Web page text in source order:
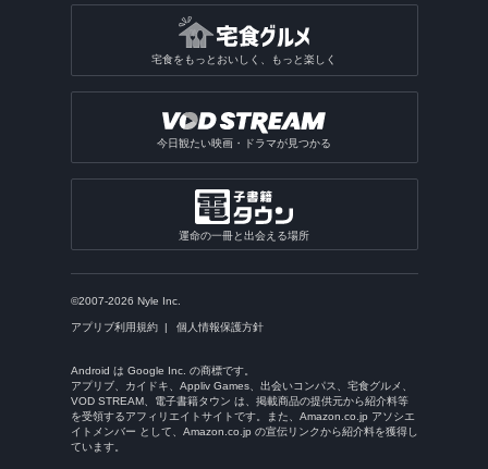
宅食をもっとおいしく、もっと楽しく
今日観たい映画・ドラマが見つかる
運命の一冊と出会える場所
©2007-2026 Nyle Inc.
アプリブ利用規約 個人情報保護方針
Android は Google Inc. の商標です。
アプリブ、カイドキ、Appliv Games、出会いコンパス、宅食グルメ、
VOD STREAM、電子書籍タウン は、掲載商品の提供元から紹介料等
を受領するアフィリエイトサイトです。また、Amazon.co.jp アソシエ
イトメンバー として、Amazon.co.jp の宣伝リンクから紹介料を獲得し
ています。